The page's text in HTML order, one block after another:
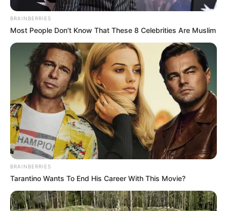
BRAINBERRIES
Most People Don't Know That These 8 Celebrities Are Muslim
BRAINBERRIES
Tarantino Wants To End His Career With This Movie?